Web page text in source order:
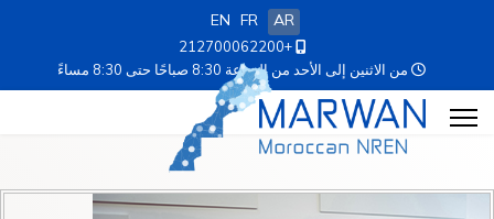
AR
FR
EN
+212700062200
من الاثنين إلى الأحد من الساعة 8:30 صباحًا حتى 8:30 مساءً